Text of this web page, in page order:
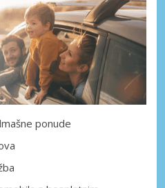
ponudama naših
ponude